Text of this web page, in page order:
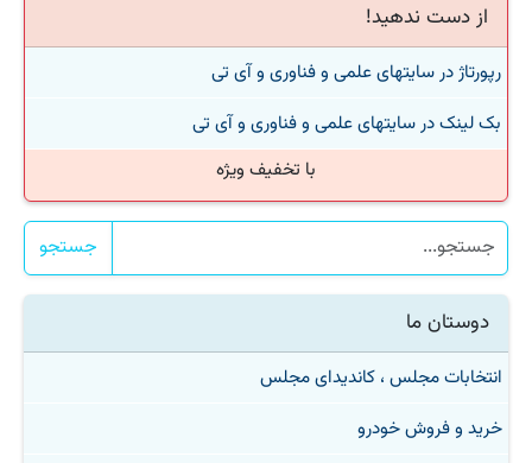
از دست ندهید!
رپورتاژ در سایتهای علمی و فناوری و آی تی
بک لینک در سایتهای علمی و فناوری و آی تی
با تخفیف ویژه
جستجو
دوستان ما
انتخابات مجلس ، کاندیدای مجلس
خرید و فروش خودرو